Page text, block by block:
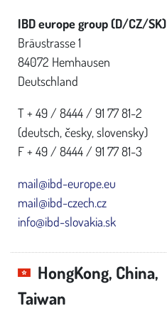
IBD europe group (D/CZ/SK)
Bräustrasse 1
84072 Hemhausen
Deutschland
T + 49 / 8444 / 91 77 81-2
(deutsch, česky, slovensky)
F + 49 / 8444 / 91 77 81-3
mail@ibd-europe.eu
mail@ibd-czech.cz
info@ibd-slovakia.sk
HongKong, China,
Taiwan